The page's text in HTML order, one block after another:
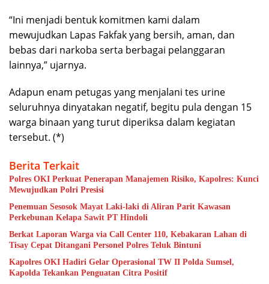
“Ini menjadi bentuk komitmen kami dalam
mewujudkan Lapas Fakfak yang bersih, aman, dan
bebas dari narkoba serta berbagai pelanggaran
lainnya,” ujarnya.
Adapun enam petugas yang menjalani tes urine
seluruhnya dinyatakan negatif, begitu pula dengan 15
warga binaan yang turut diperiksa dalam kegiatan
tersebut. (*)
Berita Terkait
Polres OKI Perkuat Penerapan Manajemen Risiko, Kapolres: Kunci
Mewujudkan Polri Presisi
Penemuan Sesosok Mayat Laki-laki di Aliran Parit Kawasan
Perkebunan Kelapa Sawit PT Hindoli
Berkat Laporan Warga via Call Center 110, Kebakaran Lahan di
Tisay Cepat Ditangani Personel Polres Teluk Bintuni
Kapolres OKI Hadiri Gelar Operasional TW II Polda Sumsel,
Kapolda Tekankan Penguatan Citra Positif